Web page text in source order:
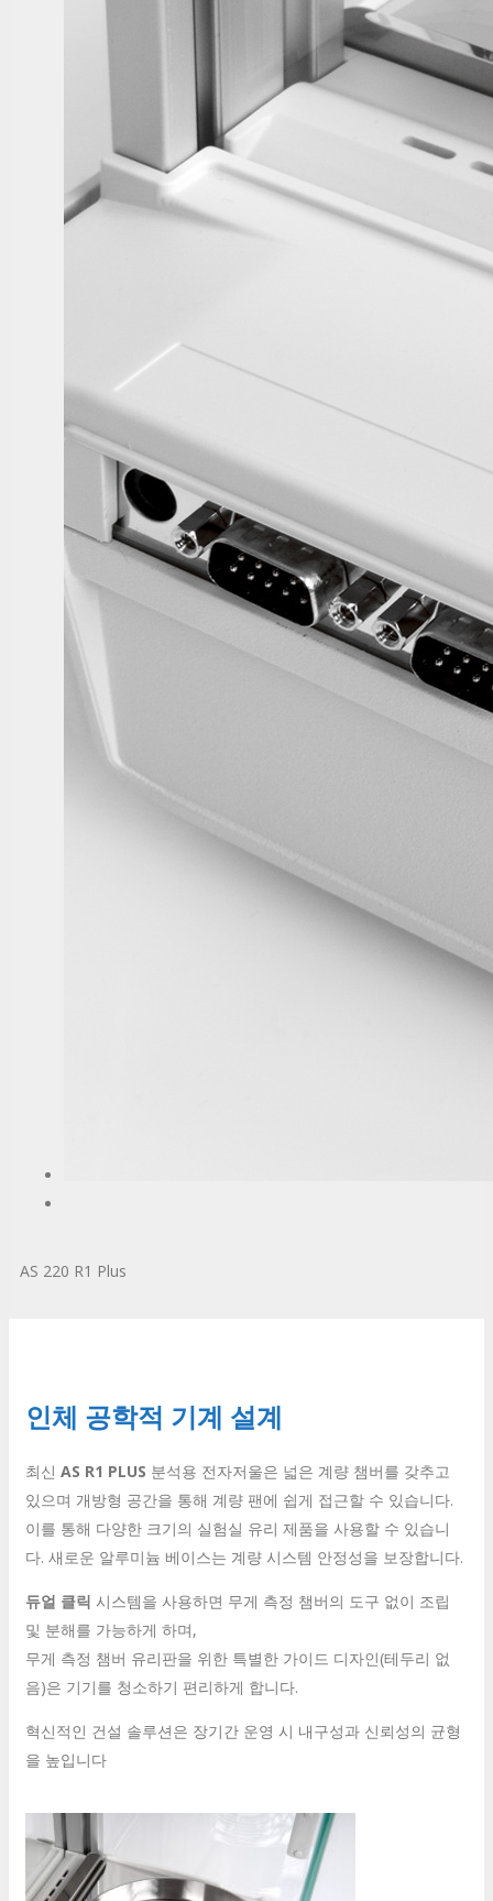
AS 220 R1 Plus
인체 공학적 기계 설계
최신 AS R1 PLUS 분석용 전자저울은 넓은 계량 챔버를 갖추고
있으며 개방형 공간을 통해 계량 팬에 쉽게 접근할 수 있습니다.
이를 통해 다양한 크기의 실험실 유리 제품을 사용할 수 있습니
다. 새로운 알루미늄 베이스는 계량 시스템 안정성을 보장합니다.
듀얼 클릭 시스템을 사용하면 무게 측정 챔버의 도구 없이 조립
및 분해를 가능하게 하며,
무게 측정 챔버 유리판을 위한 특별한 가이드 디자인(테두리 없
음)은 기기를 청소하기 편리하게 합니다.
혁신적인 건설 솔루션은 장기간 운영 시 내구성과 신뢰성의 균형
을 높입니다